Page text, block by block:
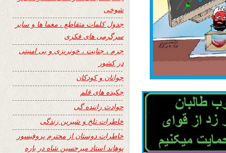
شوخی
جدول کلمات متقاطع ، معما ها و سایر
سرگرمی های فکری
جرم ، جنایت ، خونریزی و بی امنیتی
در کشور
جوانان و کودکان
چکیده های قلم
حوادث راننده گی
خاطرات تلخ و شیرین زندگی
خاطرات دوستان از محترم پروفیسور
پوهاند استاد میرحسین شاه در باره